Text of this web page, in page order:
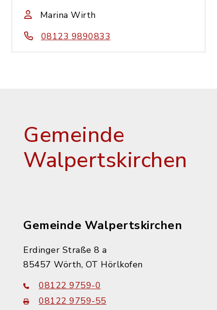
Marina Wirth
08123 9890833
Gemeinde
Walpertskirchen
Gemeinde Walpertskirchen
Erdinger Straße 8 a
85457 Wörth, OT Hörlkofen
08122 9759-0
08122 9759-55